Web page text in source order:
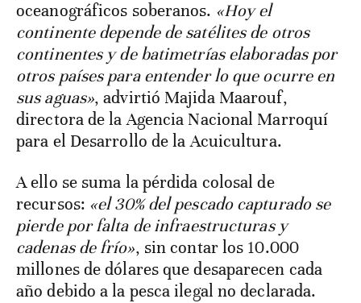
oceanográficos soberanos. «Hoy el
continente depende de satélites de otros
continentes y de batimetrías elaboradas por
otros países para entender lo que ocurre en
sus aguas», advirtió Majida Maarouf,
directora de la Agencia Nacional Marroquí
para el Desarrollo de la Acuicultura.
A ello se suma la pérdida colosal de
recursos: «el 30% del pescado capturado se
pierde por falta de infraestructuras y
cadenas de frío», sin contar los 10.000
millones de dólares que desaparecen cada
año debido a la pesca ilegal no declarada.